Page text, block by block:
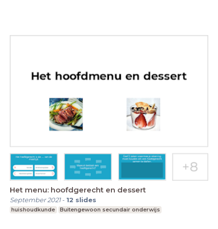
Het menu: hoofdgerecht en dessert
September 2021- 12 slides
huishoudkunde Buitengewoon secundair onderwijs